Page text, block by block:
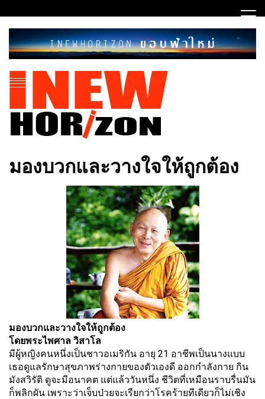
to
content
INEWHORIZON
มองบวกและวางใจให้ถูกต้อง
มองบวกและวางใจให้ถูกต้อง
โดยพระไพศาล วิสาโล
มีผู้หญิงคนหนึ่งเป็นชาวอเมริกัน อายุ 21 อาชีพเป็นนางแบบ
เธอดูแลรักษาสุขภาพร่างกายของตัวเองดี ออกกำลังกาย กิน
มังสวิรัติ ดูจะมีอนาคต แต่แล้ววันหนึ่ง ชีวิตที่เหมือนราบรื่นมัน
ก็พลิกผัน เพราะว่าเจ็บป่วยจะเรียกว่าโรคร้ายทีเดียวก็ไม่เชิง